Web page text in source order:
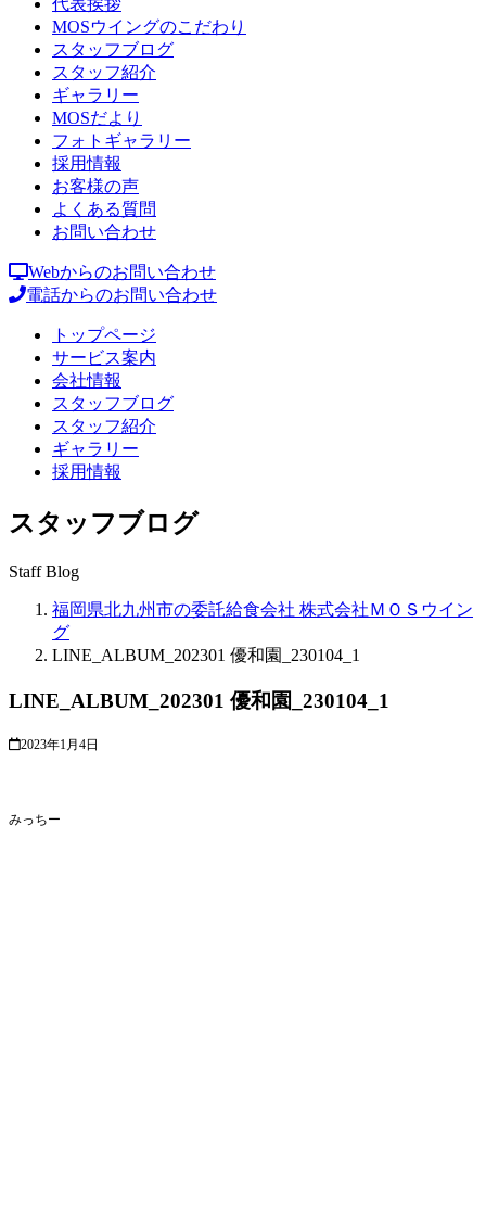
MOSウイングのこだわり
スタッフブログ
スタッフ紹介
ギャラリー
MOSだより
フォトギャラリー
採用情報
お客様の声
よくある質問
お問い合わせ
Webからのお問い合わせ
電話からのお問い合わせ
トップページ
サービス案内
会社情報
スタッフブログ
スタッフ紹介
ギャラリー
採用情報
スタッフブログ
Staff Blog
福岡県北九州市の委託給食会社 株式会社ＭＯＳウイン
グ
LINE_ALBUM_202301 優和園_230104_1
LINE_ALBUM_202301 優和園_230104_1
2023年1月4日
みっちー